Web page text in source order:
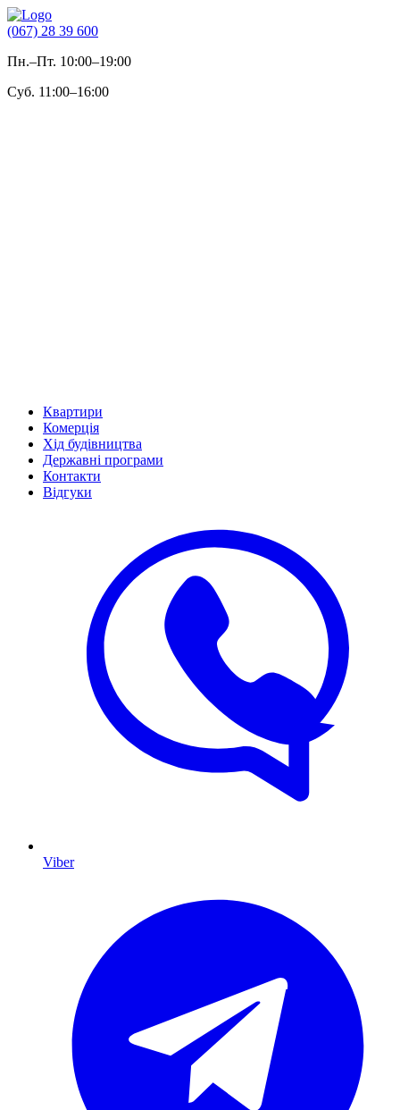
(067) 28 39 600
Пн.–Пт. 10:00–19:00
Суб. 11:00–16:00
Квартири
Комерція
Хід будівництва
Державні програми
Контакти
Відгуки
Viber